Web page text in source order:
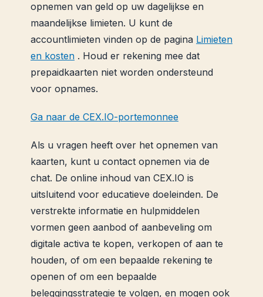
opnemen van geld op uw dagelijkse en
maandelijkse limieten. U kunt de
accountlimieten vinden op de pagina Limieten
en kosten . Houd er rekening mee dat
prepaidkaarten niet worden ondersteund
voor opnames.
Ga naar de CEX.IO-portemonnee
Als u vragen heeft over het opnemen van
kaarten, kunt u contact opnemen via de
chat. De online inhoud van CEX.IO is
uitsluitend voor educatieve doeleinden. De
verstrekte informatie en hulpmiddelen
vormen geen aanbod of aanbeveling om
digitale activa te kopen, verkopen of aan te
houden, of om een ​​bepaalde rekening te
openen of om een ​​bepaalde
beleggingsstrategie te volgen, en mogen ook